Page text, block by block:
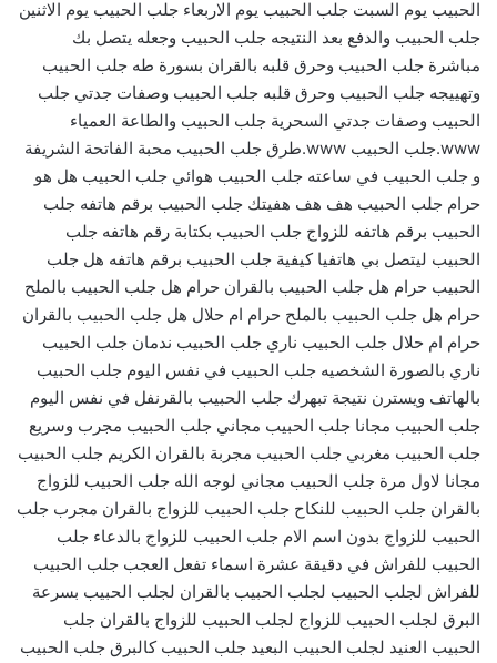
الحبيب يوم السبت جلب الحبيب يوم الاربعاء جلب الحبيب يوم الاثنين
جلب الحبيب والدفع بعد النتيجه جلب الحبيب وجعله يتصل بك
مباشرة جلب الحبيب وحرق قلبه بالقران بسورة طه جلب الحبيب
وتهييجه جلب الحبيب وحرق قلبه جلب الحبيب وصفات جدتي جلب
الحبيب وصفات جدتي السحرية جلب الحبيب والطاعة العمياء
www.جلب الحبيب www.طرق جلب الحبيب محبة الفاتحة الشريفة
و جلب الحبيب في ساعته جلب الحبيب هوائي جلب الحبيب هل هو
حرام جلب الحبيب هف هف هفيتك جلب الحبيب برقم هاتفه جلب
الحبيب برقم هاتفه للزواج جلب الحبيب بكتابة رقم هاتفه جلب
الحبيب ليتصل بي هاتفيا كيفية جلب الحبيب برقم هاتفه هل جلب
الحبيب حرام هل جلب الحبيب بالقران حرام هل جلب الحبيب بالملح
حرام هل جلب الحبيب بالملح حرام ام حلال هل جلب الحبيب بالقران
حرام ام حلال جلب الحبيب ناري جلب الحبيب ندمان جلب الحبيب
ناري بالصورة الشخصيه جلب الحبيب في نفس اليوم جلب الحبيب
بالهاتف ويسترن نتيجة تبهرك جلب الحبيب بالقرنفل في نفس اليوم
جلب الحبيب مجانا جلب الحبيب مجاني جلب الحبيب مجرب وسريع
جلب الحبيب مغربي جلب الحبيب مجربة بالقران الكريم جلب الحبيب
مجانا لاول مرة جلب الحبيب مجاني لوجه الله جلب الحبيب للزواج
بالقران جلب الحبيب للنكاح جلب الحبيب للزواج بالقران مجرب جلب
الحبيب للزواج بدون اسم الام جلب الحبيب للزواج بالدعاء جلب
الحبيب للفراش في دقيقة عشرة اسماء تفعل العجب جلب الحبيب
للفراش لجلب الحبيب لجلب الحبيب بالقران لجلب الحبيب بسرعة
البرق لجلب الحبيب للزواج لجلب الحبيب للزواج بالقران جلب
الحبيب العنيد لجلب الحبيب البعيد جلب الحبيب كالبرق جلب الحبيب